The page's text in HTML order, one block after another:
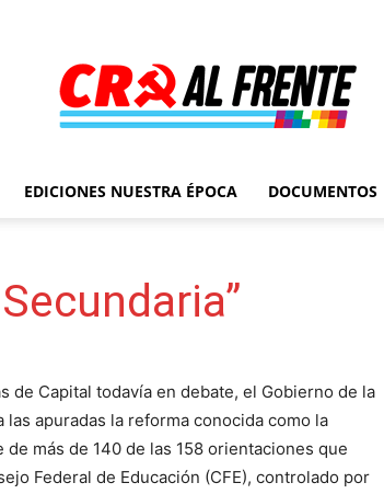
Al
–
EDICIONES NUESTRA ÉPOCA DOCUMENTOS
de Capital todavía en debate, el Gobierno de la
apuradas la reforma conocida como la
de más de 140 de las 158 orientaciones que
Federal de Educación (CFE), controlado por